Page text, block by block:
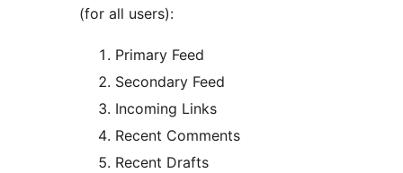
(for all users):
Primary Feed
Secondary Feed
Incoming Links
Recent Comments
Recent Drafts